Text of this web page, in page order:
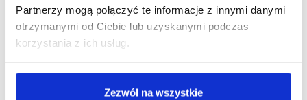
Partnerzy mogą połączyć te informacje z innymi danymi
otrzymanymi od Ciebie lub uzyskanymi podczas
korzystania z ich usług.
Zezwól na wszystkie
Minimalna ilość zamówienia tego produktu jest 220.